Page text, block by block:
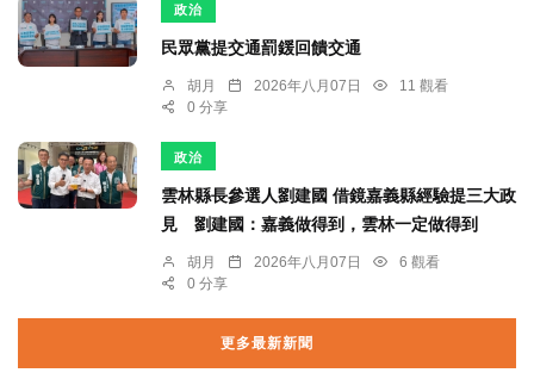
政治
民眾黨提交通罰鍰回饋交通
胡月 2026年八月07日
11 觀看
0 分享
政治
雲林縣長參選人劉建國 借鏡嘉義縣經驗提三大政
見 劉建國：嘉義做得到，雲林一定做得到
胡月 2026年八月07日
6 觀看
0 分享
更多最新新聞